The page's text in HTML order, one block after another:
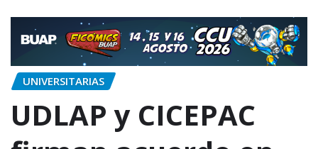
UNIVERSITARIAS
UDLAP y CICEPAC